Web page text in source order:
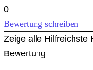
0
Bewertung schreiben
Zeige alle Hilfreichste
Bewertung